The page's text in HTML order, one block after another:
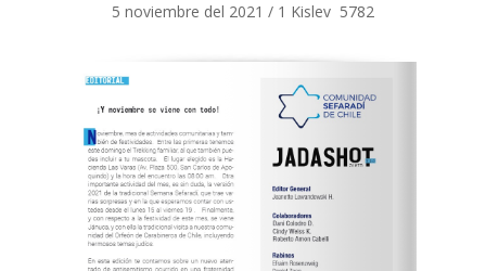
5 noviembre del 2021 / 1 Kislev 5782